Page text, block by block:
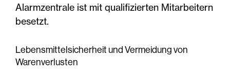
Alarmzentrale ist mit qualifizierten Mitarbeitern
besetzt.
Lebensmittelsicherheit und Vermeidung von
Warenverlusten